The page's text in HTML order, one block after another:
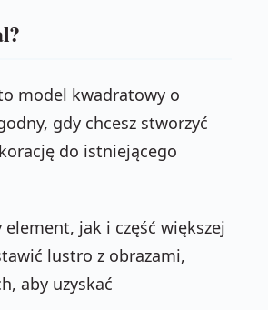
model kwadratowy o
gdy chcesz stworzyć
do istniejącego
jak i część większej
lustro z obrazami,
aby uzyskać